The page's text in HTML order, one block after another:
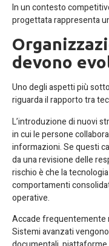
In un contesto
progettata rappresenta
devono
Uno degli aspetti più
riguarda il rapporto tra
L’introduzione di nuovi
in cui le persone
informazioni. Se questi
da una revisione delle
rischio è che la
comportamenti
operative.
Accade frequentemente
Sistemi avanzati